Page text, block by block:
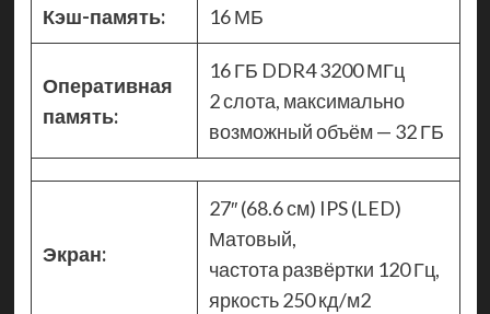
Кэш-память: 16 МБ
Оперативная
память:
16 ГБ DDR4 3200 МГц
2 слота, максимально
возможный объём — 32 ГБ
Экран:
27″ (68.6 см) IPS (LED)
Матовый,
частота развёртки 120 Гц,
яркость 250 кд/м2